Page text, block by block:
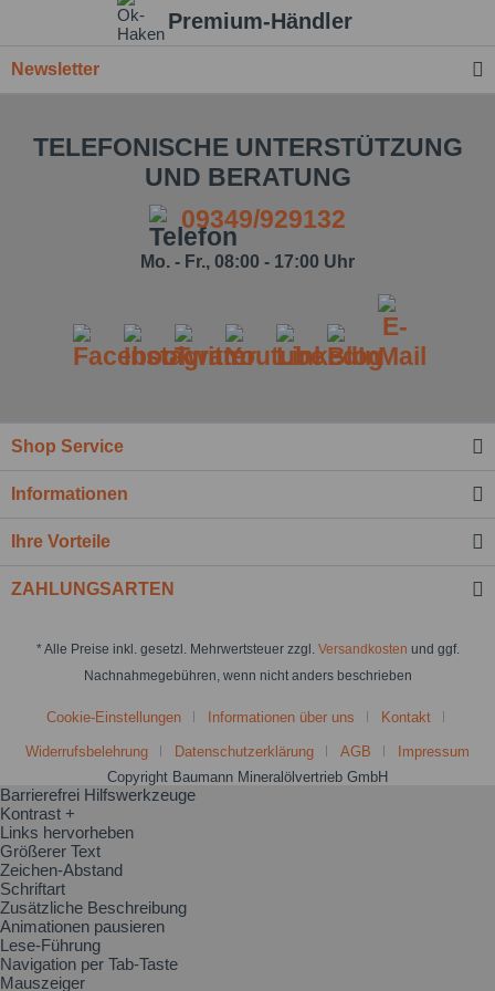
Ich habe dieDatenschutzbestimmungzur Kenntnis
Premium-Händler
Newsletter
TELEFONISCHE UNTERSTÜTZUNG
UND BERATUNG
09349/929132
Mo. - Fr., 08:00 - 17:00 Uhr
Shop Service
Informationen
Ihre Vorteile
ZAHLUNGSARTEN
* Alle Preise inkl. gesetzl. Mehrwertsteuer zzgl. Versandkosten und ggf.
Nachnahmegebühren, wenn nicht anders beschrieben
Cookie-Einstellungen Informationen über uns Kontakt
Widerrufsbelehrung Datenschutzerklärung AGB
Impressum
Copyright Baumann Mineralölvertrieb GmbH
Barrierefrei Hilfswerkzeuge
Kontrast +
Links hervorheben
Größerer Text
Zeichen-Abstand
Schriftart
Zusätzliche Beschreibung
Animationen pausieren
Lese-Führung
Navigation per Tab-Taste
Mauszeiger